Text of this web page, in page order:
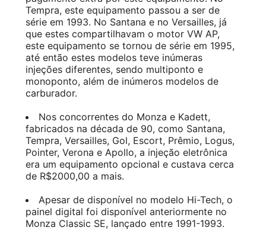
Tempra, este equipamento passou a ser de
série em 1993. No Santana e no Versailles, já
que estes compartilhavam o motor VW AP,
este equipamento se tornou de série em 1995,
até então estes modelos teve inúmeras
injeções diferentes, sendo multiponto e
monoponto, além de inúmeros modelos de
carburador.
Nos concorrentes do Monza e Kadett,
fabricados na década de 90, como Santana,
Tempra, Versailles, Gol, Escort, Prêmio, Logus,
Pointer, Verona e Apollo, a injeção eletrônica
era um equipamento opcional e custava cerca
de R$2000,00 a mais.
Apesar de disponível no modelo Hi-Tech, o
painel digital foi disponível anteriormente no
Monza Classic SE, lançado entre 1991-1993.